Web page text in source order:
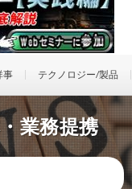
事 テクノロジー/製品
業務提携